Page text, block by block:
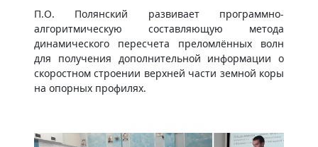
П.О. Полянский развивает программно-
алгоритмическую составляющую метода
динамического пересчета преломлённых волн
для получения дополнительной информации о
скоростном строении верхней части земной коры
на опорных профилях.